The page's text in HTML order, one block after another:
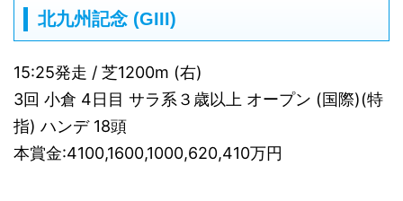
北九州記念 (GIII)
15:25発走 / 芝1200m (右)
3回 小倉 4日目 サラ系３歳以上 オープン (国際)(特
指) ハンデ 18頭
本賞金:4100,1600,1000,620,410万円